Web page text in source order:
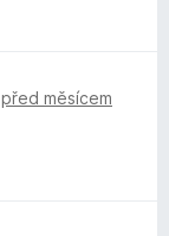
před měsícem